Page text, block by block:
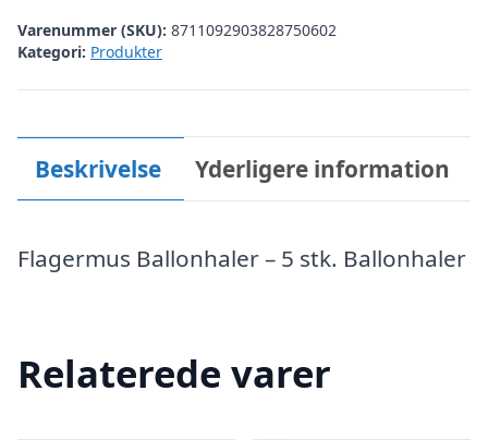
Varenummer (SKU): 8711092903828750602
Kategori: Produkter
Beskrivelse Yderligere information
Flagermus Ballonhaler – 5 stk. Ballonhaler
Relaterede varer